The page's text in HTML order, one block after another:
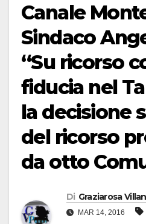
Canale
Sindaco
“Su ricorso
fiducia nel
la decisione
del ricorso
da otto
Di Graziarosa
MAR 14, 2016